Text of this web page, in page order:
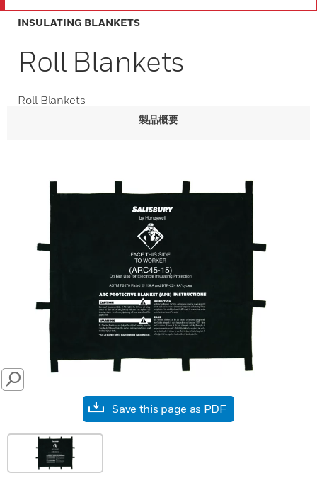
INSULATING BLANKETS
Roll Blankets
Roll Blankets
製品概要
SEARCH
Save this page as PDF